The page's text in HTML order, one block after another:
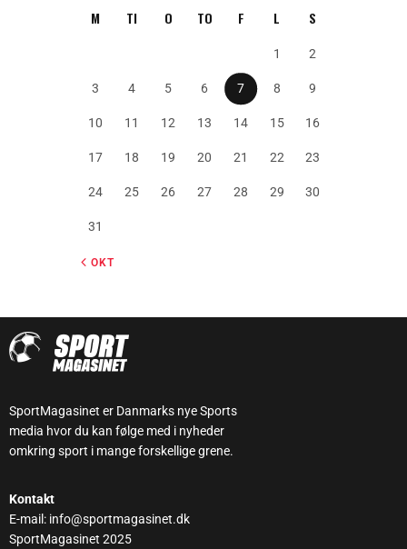
M TI O TO F L S
1 2
3 4 5 6 7 8 9
10 11 12 13 14 15 16
17 18 19 20 21 22 23
24 25 26 27 28 29 30
31
« OKT
SportMagasinet er Danmarks nye Sports
media hvor du kan følge med i nyheder
omkring sport i mange forskellige grene.
Kontakt
E-mail: info@sportmagasinet.dk
SportMagasinet 2025